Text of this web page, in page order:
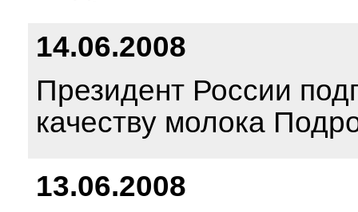
14.06.2008
Президент России
качеству молока
13.06.2008